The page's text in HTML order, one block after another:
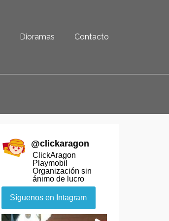
Dioramas Contacto
@clickaragon
ClickAragon
Playmobil
Organización sin
ánimo de lucro
Síguenos en Intagram